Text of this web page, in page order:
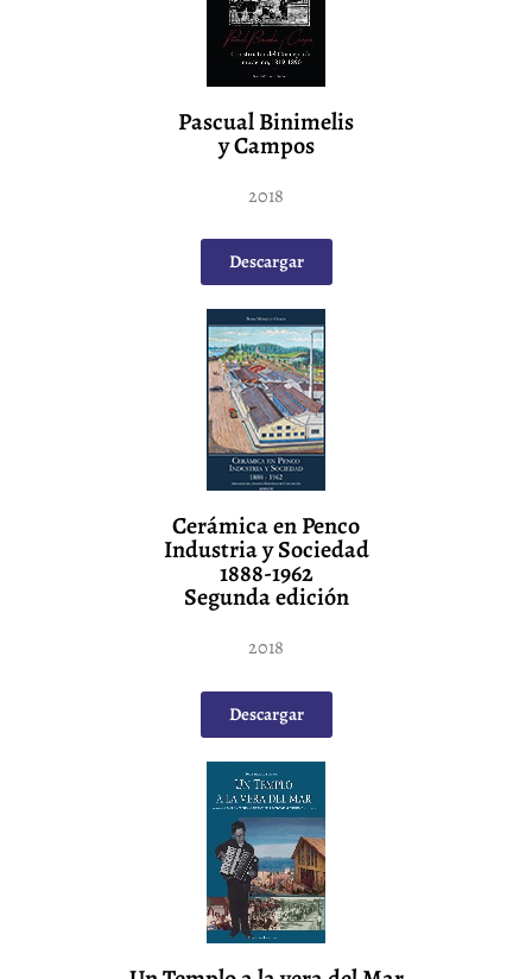
Pascual Binimelis
y Campos
2018
Descargar
Cerámica en Penco
Industria y Sociedad
1888-1962
Segunda edición
2018
Descargar